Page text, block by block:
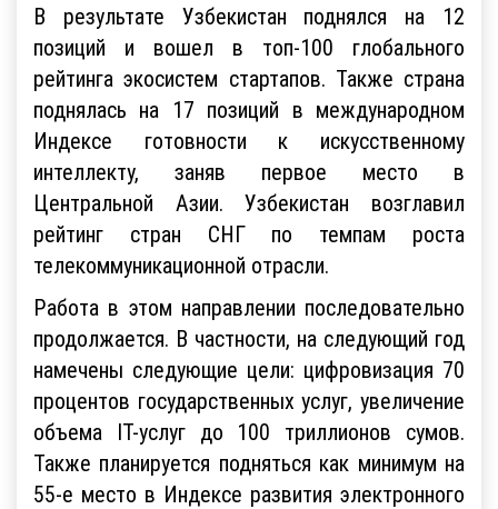
В результате Узбекистан поднялся на 12
позиций и вошел в топ-100 глобального
рейтинга экосистем стартапов. Также страна
поднялась на 17 позиций в международном
Индексе готовности к искусственному
интеллекту, заняв первое место в
Центральной Азии. Узбекистан возглавил
рейтинг стран СНГ по темпам роста
телекоммуникационной отрасли.
Работа в этом направлении последовательно
продолжается. В частности, на следующий год
намечены следующие цели: цифровизация 70
процентов государственных услуг, увеличение
объема IT-услуг до 100 триллионов сумов.
Также планируется подняться как минимум на
55-е место в Индексе развития электронного